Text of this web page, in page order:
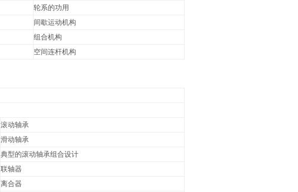
轮系的功用
间歇运动机构
组合机构
空间连杆机构
滚动轴承
滑动轴承
典型的滚动轴承组合设计
联轴器
离合器